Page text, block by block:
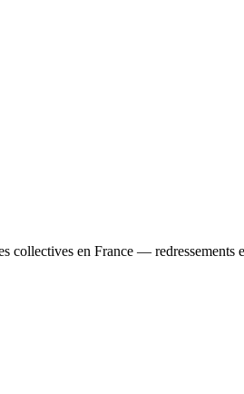
collectives en France — redressements